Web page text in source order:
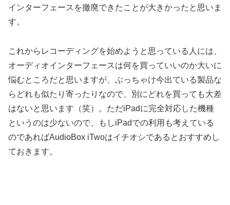
インターフェースを撤廃できたことが大きかったと思いま
す。
これからレコーディングを始めようと思っている人には、
オーディオインターフェースは何を買っていいのか大いに
悩むところだと思いますが、ぶっちゃけ今出ている製品な
らどれも似たり寄ったりなので、別にどれを買っても大差
はないと思います（笑）。ただiPadに完全対応した機種
というのは少ないので、もしiPadでの利用も考えている
のであればAudioBox iTwoはイチオシであるとおすすめし
ておきます。